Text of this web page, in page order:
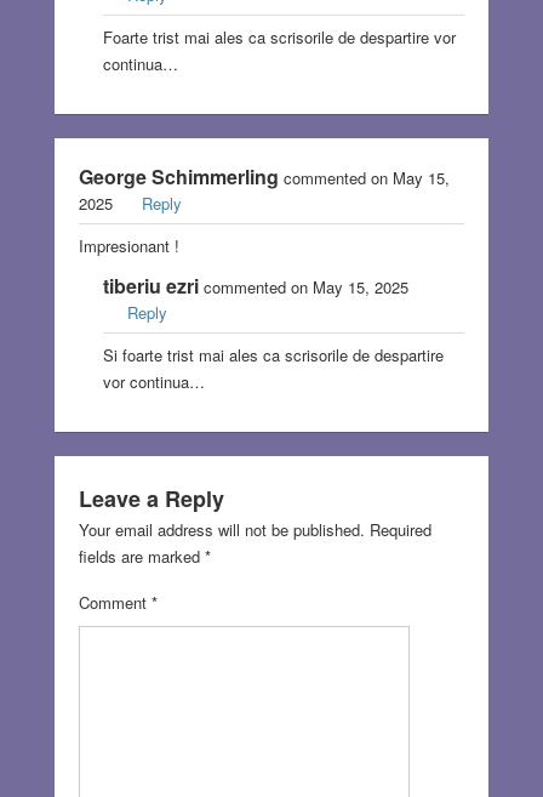
Foarte trist mai ales ca scrisorile de despartire vor
continua…
George Schimmerling commented on May 15,
2025
Reply
Impresionant !
tiberiu ezricommented on May 15, 2025
Reply
Si foarte trist mai ales ca scrisorile de despartire
vor continua…
Leave a Reply
Your email address will not be published. Required
fields are marked *
Comment *